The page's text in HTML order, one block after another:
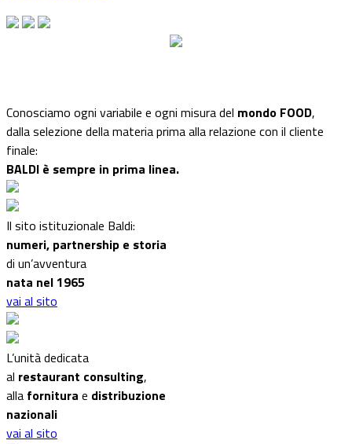
Conosciamo ogni variabile e ogni misura del mondo FOOD,
dalla selezione della materia prima alla relazione con il cliente
finale:
BALDI è sempre in prima linea.
Il sito istituzionale Baldi:
numeri, partnership e storia
di un’avventura
nata nel 1965
vai al sito
L’unità dedicata
al restaurant consulting,
alla fornitura e distribuzione
nazionali
vai al sito